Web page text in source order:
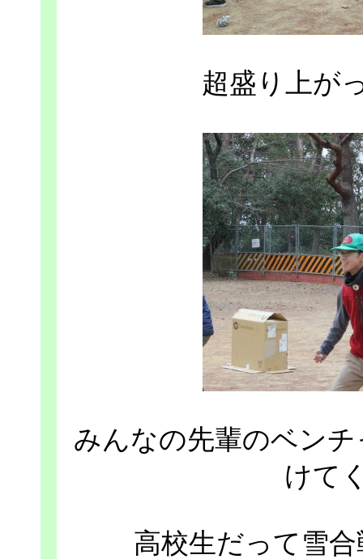
超盛り上が
みんなの先輩のベン
けて
高校生だって雪